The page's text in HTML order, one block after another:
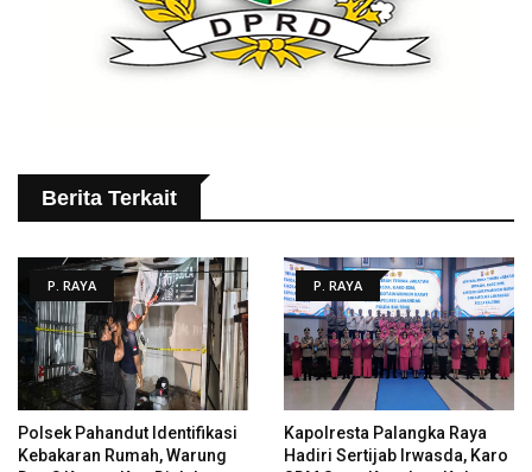
Berita Terkait
P. RAYA
Polsek Pahandut Identifikasi
Kebakaran Rumah, Warung
P. RAYA
Kapolresta Palangka Raya
Hadiri Sertijab Irwasda, Karo